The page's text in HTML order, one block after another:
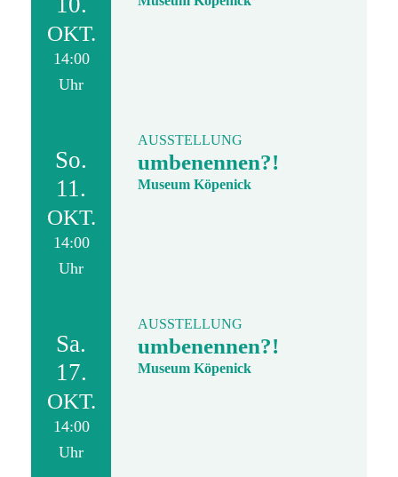
OKT.
14:00
Uhr
So.
11.
OKT.
14:00
Uhr
AUSSTELLUNG
umbenennen?!
Museum Köpenick
Sa.
17.
OKT.
14:00
Uhr
AUSSTELLUNG
umbenennen?!
Museum Köpenick